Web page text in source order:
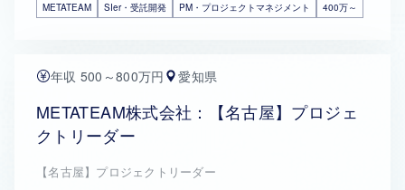
METATEAM SIer・受託開発 PM・プロジェクトマネジメント 400万～
年収 500～800万円 愛知県
METATEAM株式会社：【名古屋】プロジェ
クトリーダー
【名古屋】プロジェクトリーダー